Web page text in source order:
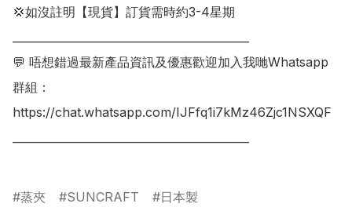
💢如沒註明【現貨】訂貨需時約3-4星期
💬 唔想錯過最新產品資訊及優惠歡迎加入我哋Whatsapp
群組：
https://chat.whatsapp.com/IJFfq1i7kMz46Zjc1NSXQF
蒸夾 SUNCRAFT 日本製